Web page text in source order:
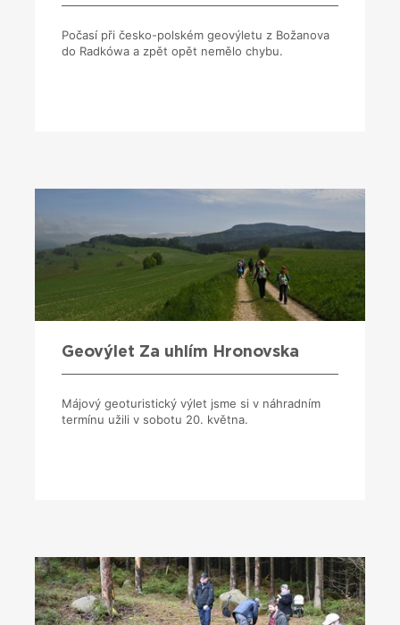
Počasí při česko-polském geovýletu z Božanova
do Radkówa a zpět opět nemělo chybu.
Geovýlet Za uhlím Hronovska
Májový geoturistický výlet jsme si v náhradním
termínu užili v sobotu 20. května.